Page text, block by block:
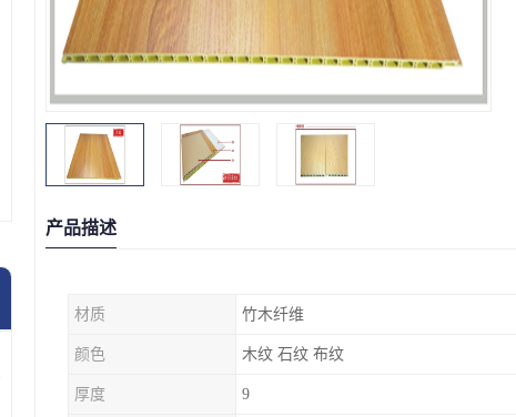
产品描述
材质 竹木纤维
颜色 木纹 石纹 布纹
厚度 9